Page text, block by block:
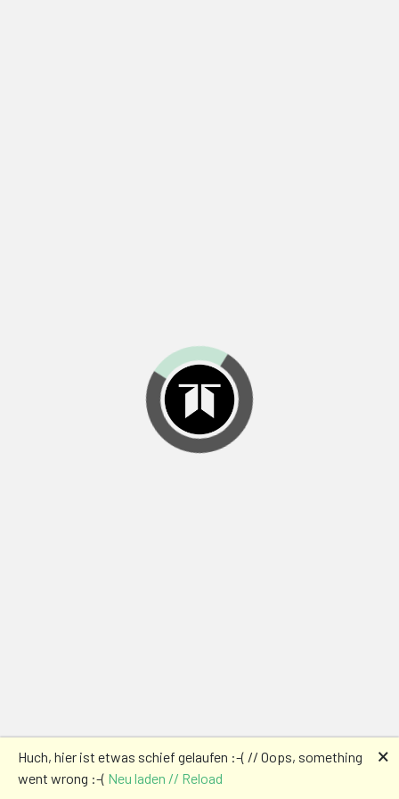
Huch, hier ist etwas schief gelaufen :-( // Oops, something
went wrong :-( Neu laden // Reload
🗙